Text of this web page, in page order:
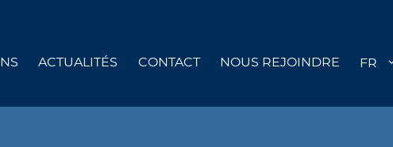
ACTUALITÉS CONTACT NOUS REJOINDRE